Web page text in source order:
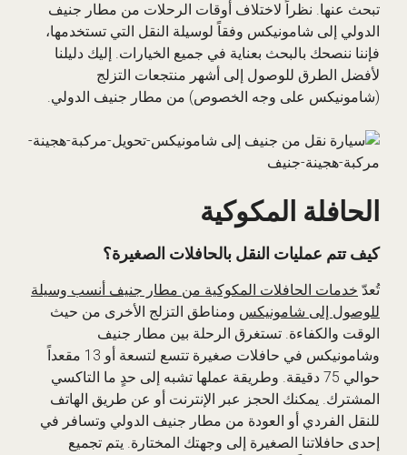
تبحث عنها. نظراً لاختلاف أوقات الرحلات من مطار جنيف
الدولي إلى شامونيكس وفقاً لوسيلة النقل التي تستخدمها،
فإننا ننصحك بالبحث بعناية في جميع الخيارات. إليك دليلنا
لأفضل الطرق للوصول إلى أشهر منتجعات التزلج
(شامونيكس على وجه الخصوص) من مطار جنيف الدولي.
الحافلة المكوكية
كيف تتم عمليات النقل بالحافلات الصغيرة؟
تُعدّ خدمات الحافلات المكوكية من مطار جنيف أنسب وسيلة
للوصول إلى شامونيكس ومناطق التزلج الأخرى من حيث
الوقت والكفاءة. تستغرق الرحلة بين مطار جنيف
وشامونيكس في حافلات صغيرة تتسع لتسعة أو 13 مقعداً
حوالي 75 دقيقة. وطريقة عملها تشبه إلى حدٍ ما التاكسي
المشترك. يمكنك الحجز عبر الإنترنت أو عن طريق الهاتف
للنقل الفردي أو العودة من مطار جنيف الدولي وتسافر في
إحدى حافلاتنا الصغيرة إلى وجهتك المختارة. يتم تجميع